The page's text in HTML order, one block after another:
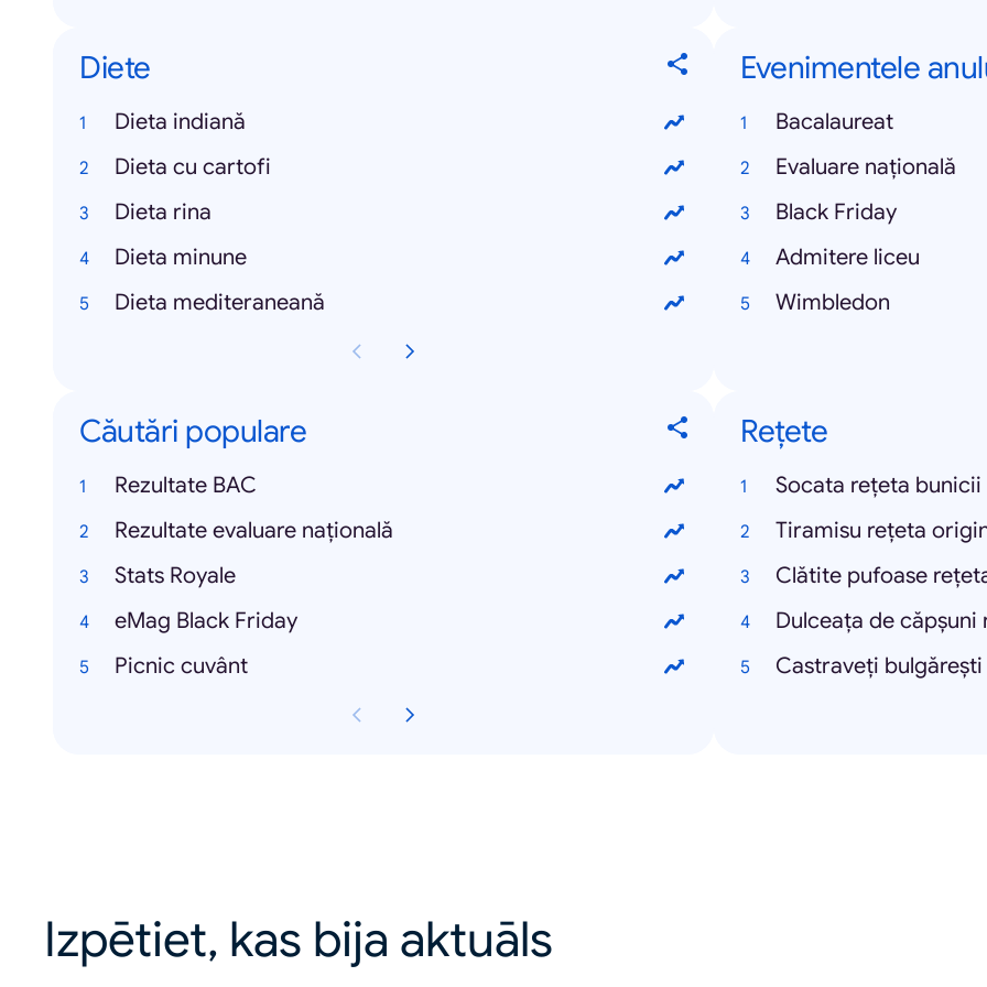
Diete
Dieta indiană
Dieta cu cartofi
Dieta rina
Dieta minune
Dieta mediteraneană
Evenimentele
Bacalaureat
Evaluare națională
Black Friday
Admitere liceu
Wimbledon
Căutări populare
Rezultate BAC
Rezultate evaluare națională
Stats Royale
eMag Black Friday
Picnic cuvânt
Rețete
Socata rețeta bunicii
Tiramisu rețeta
Clătite pufoase
Dulceața de căpșuni
Castraveți
Izpētiet, kas bija aktuāls